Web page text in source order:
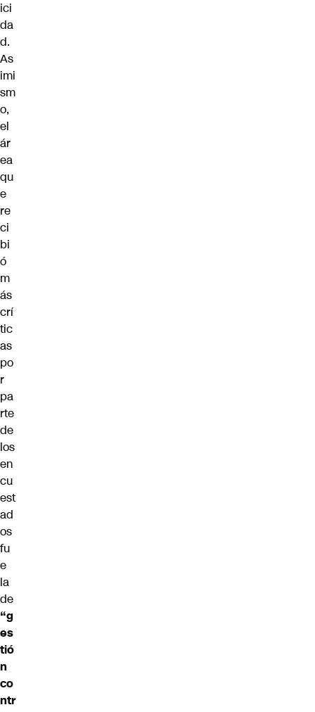
ici
da
d.
As
imi
sm
o,
el
ár
ea
qu
e
re
ci
bi
ó
m
ás
crí
tic
as
po
r
pa
rte
de
los
en
cu
est
ad
os
fu
e
la
de
“g
es
tió
n
co
ntr